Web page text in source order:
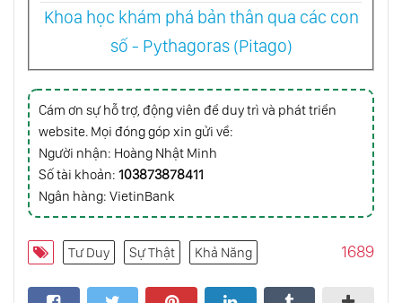
Hiệu Ứng Thiên Lệch Kẻ Sống Sót: Giỏi Và
Xuất Chúng
Tự Kỷ Là Gì? Làm Thế Nào Để Chẩn Đoán Và
Điều Trị Tự Kỷ?
Bạn Có Thuộc Nhóm Hsp (Cực Kỳ Nhạy
Cảm)?
Bệnh Trầm Cảm - Sát Thủ Thầm Lặng Trong
Xã Hội
Khoa học khám phá bản thân qua các con
số - Pythagoras (Pitago)
Cám ơn sự hỗ trợ, động viên để duy trì và phát triển
website. Mọi đóng góp xin gửi về:
Người nhận: Hoàng Nhật Minh
Số tài khoản: 103873878411
Ngân hàng: VietinBank
Tư Duy Sự Thật Khả Năng 1689